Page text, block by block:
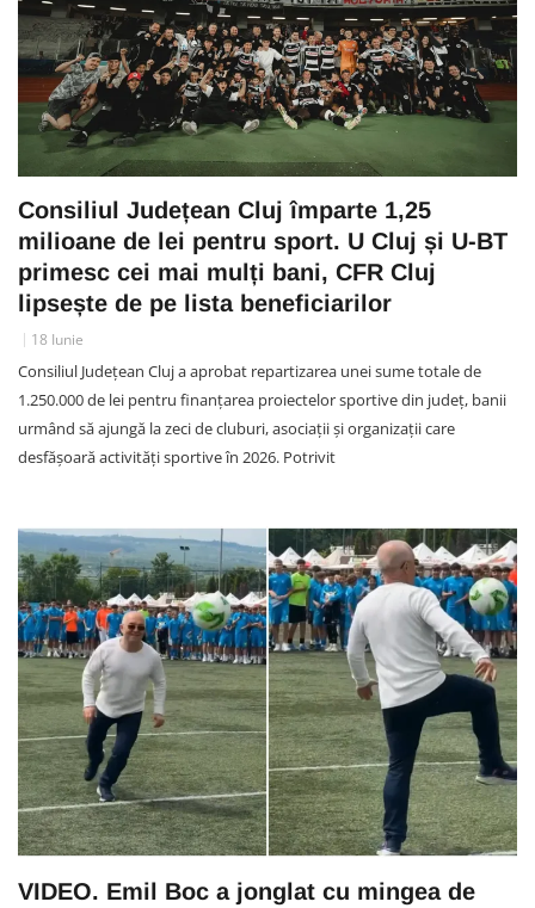
Consiliul Județean Cluj împarte 1,25
milioane de lei pentru sport. U Cluj și U-BT
primesc cei mai mulți bani, CFR Cluj
lipsește de pe lista beneficiarilor
18 Iunie
Consiliul Județean Cluj a aprobat repartizarea unei sume totale de
1.250.000 de lei pentru finanțarea proiectelor sportive din județ, banii
urmând să ajungă la zeci de cluburi, asociații și organizații care
desfășoară activități sportive în 2026. Potrivit
VIDEO. Emil Boc a jonglat cu mingea de